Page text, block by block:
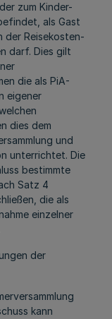
zum Kinder-
als Gast
der Reisekosten-
darf. Dies gilt
die als PiA-
eigener
dies dem
und
unterrichtet. Die
bestimmte
Satz 4
die als
einzelner
der
kann